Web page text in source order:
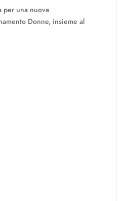
per una nuova
Donne, insieme al